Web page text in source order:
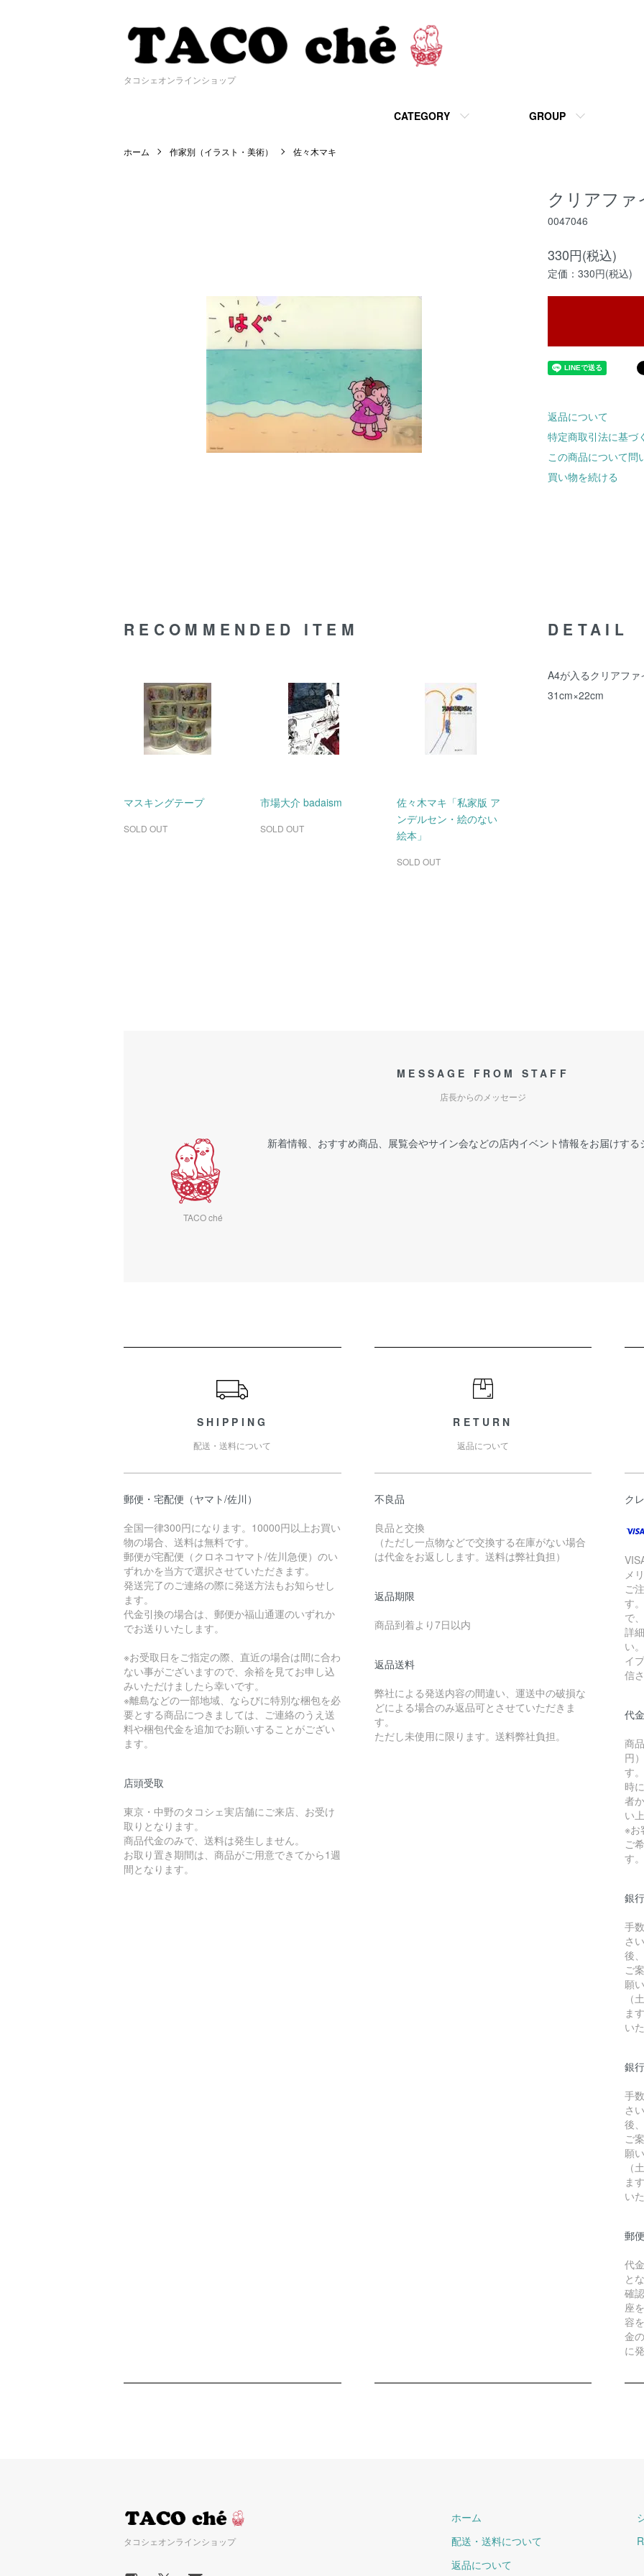
タコシェオンラインショップ
CATEGORY GROUP
ホーム 作家別（イラスト・美術） 佐々木マキ
クリアフ
0047046
330円(税込)
定価：330円(税込)
返品について
特定商取引法に基づ
この商品について問
買い物を続ける
DETAIL
A4が入るクリアファ
31cm×22cm
RECOMMENDED ITEM
マスキングテープ
SOLD OUT
市場大介 badaism
SOLD OUT
佐々木マキ「私家版 ア
ンデルセン・絵のない
絵本」
SOLD OUT
MESSAGE FROM STAFF
店長からのメッセージ
TACO ché
新着情報、おすすめ商品、展覧会やサイン会などの店内イベント情報をお届けす
SHIPPING
配送・送料について
郵便・宅配便（ヤマト/佐川）
全国一律300円になります。10000円以上お買い
物の場合、送料は無料です。
郵便が宅配便（クロネコヤマト/佐川急便）のい
ずれかを当方で選択させていただきます。
発送完了のご連絡の際に発送方法もお知らせし
ます。
代金引換の場合は、郵便か福山通運のいずれか
でお送りいたします。
※お受取日をご指定の際、直近の場合は間に合わ
ない事がございますので、余裕を見てお申し込
みいただけましたら幸いです。
※離島などの一部地域、ならびに特別な梱包を必
要とする商品につきましては、ご連絡のうえ送
料や梱包代金を追加でお願いすることがござい
ます。
店頭受取
東京・中野のタコシェ実店舗にご来店、お受け
取りとなります。
商品代金のみで、送料は発生しません。
お取り置き期間は、商品がご用意できてから1週
間となります。
RETURN
返品について
不良品
良品と交換
（ただし一点物などで交換する在庫がない場合
は代金をお返しします。送料は弊社負担）
返品期限
商品到着より7日以内
返品送料
弊社による発送内容の間違い、運送中の破損な
どによる場合のみ返品可とさせていただきま
す。
ただし未使用に限ります。送料弊社負担。
ク
メ
ご
す
で
詳
い
イ
信
代
商
円
す
時
者
い
※お
ご
す
銀
手
さ
後
ご
願
（
ま
い
銀
手
さ
後
ご
願
（
ま
い
郵
代
と
確
座
容
金
に
タコシェオンラインショップ
ホーム
配送・送料について
返品について